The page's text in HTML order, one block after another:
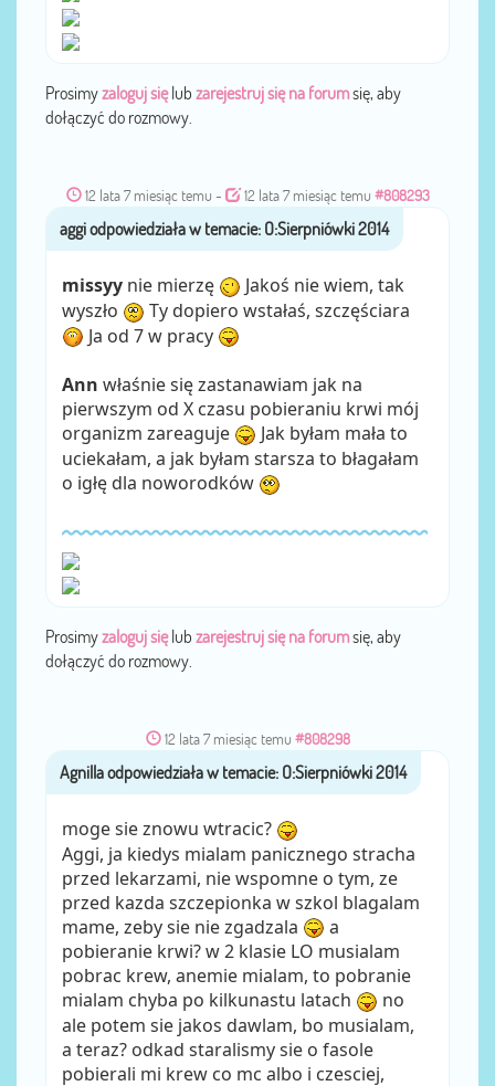
Prosimyzaloguj sięlub zarejestruj się na forumsię, aby
dołączyć do rozmowy.
12 lata 7 miesiąc temu - 12 lata 7 miesiąc temu #808293
przezaggi
missyy nie mierzę
Jakoś nie wiem, tak
wyszło
Ty dopiero wstałaś, szczęściara
Ja od 7 w pracy
Ann właśnie się zastanawiam jak na
pierwszym od X czasu pobieraniu krwi mój
organizm zareaguje
Jak byłam mała to
uciekałam, a jak byłam starsza to błagałam
o igłę dla noworodków
Prosimyzaloguj sięlub zarejestruj się na forumsię, aby
dołączyć do rozmowy.
12 lata 7 miesiąc temu #808298
przezAgnilla
moge sie znowu wtracic?
Aggi, ja kiedys mialam panicznego stracha
przed lekarzami, nie wspomne o tym, ze
przed kazda szczepionka w szkol blagalam
mame, zeby sie nie zgadzala
a
pobieranie krwi? w 2 klasie LO musialam
pobrac krew, anemie mialam, to pobranie
mialam chyba po kilkunastu latach
no
ale potem sie jakos dawlam, bo musialam,
a teraz? odkad staralismy sie o fasole
pobierali mi krew co mc albo i czesciej,